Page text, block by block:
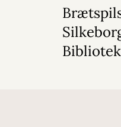
2026
Bibliotek